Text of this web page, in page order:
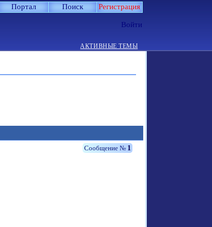
Портал Поиск Регистрация
Войти
АКТИВНЫЕ ТЕМЫ
1